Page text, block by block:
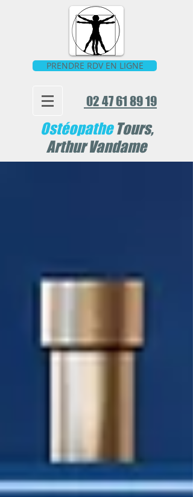
PRENDRE RDV EN LIGNE
02 47 61 89 19
OstéopatheTours,
Arthur Vandame